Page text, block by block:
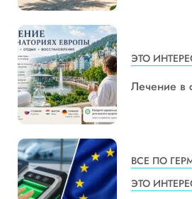
ЭТО
Лечение в
ВСЕ ПО
ЭТО